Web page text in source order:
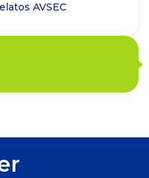
AVSEC